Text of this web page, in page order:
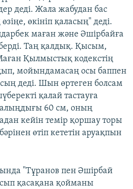
деді. Жала жабудан бас
өкініп қаласың" деді.
маған және Әшірбайға
Таң қалдық. Қысым,
Қылмыстық кодекстің
мойындамасаң осы баппен
деді. Шын өртеген болсам
қалай тастауға
60 см, оның
кейін темір қоршау торы
өтіп кететін аруақпын
"Тұранов пен Әшірбай
қасақана қойманы